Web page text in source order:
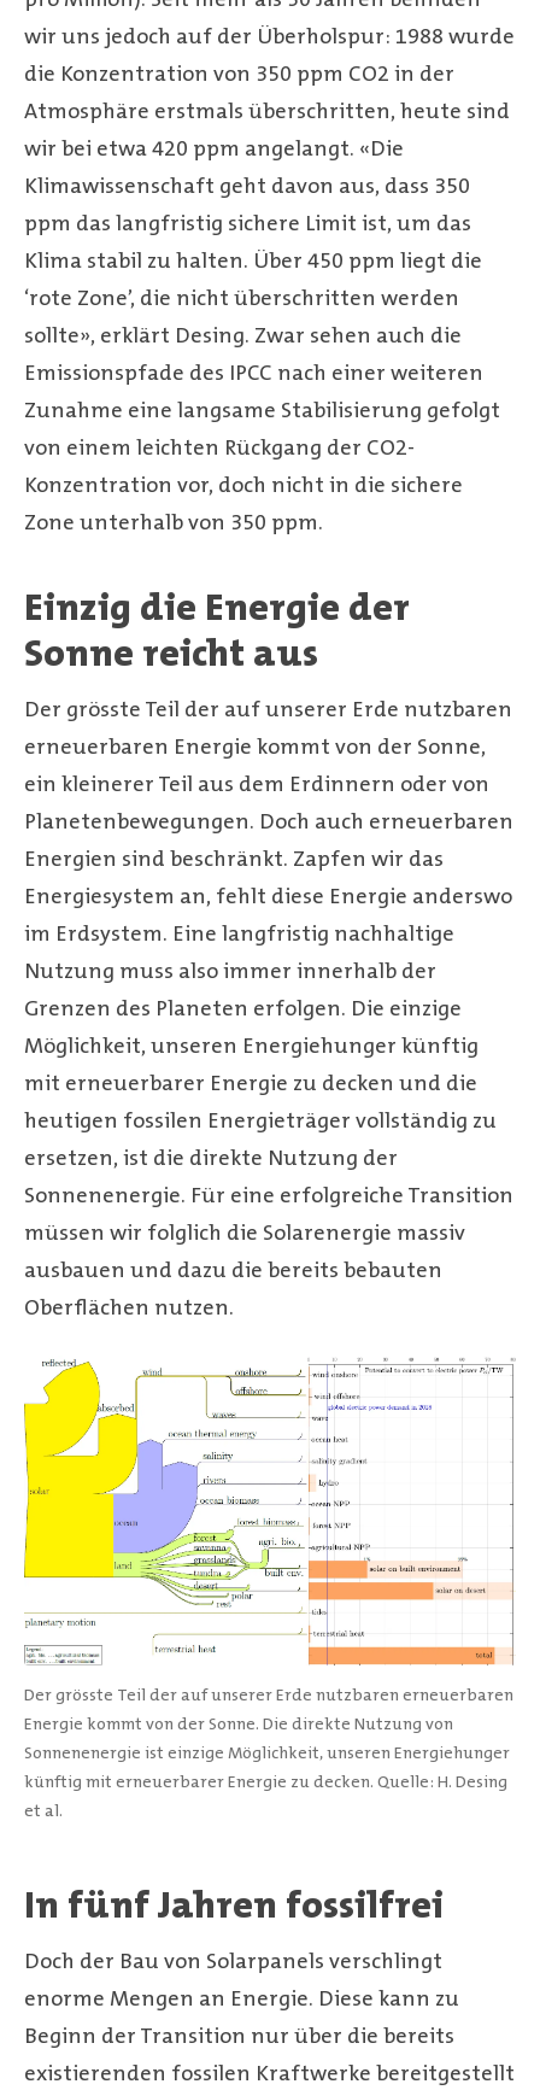
wir uns jedoch auf der Überholspur: 1988 wurde
die Konzentration von 350 ppm CO2 in der
Atmosphäre erstmals überschritten, heute sind
wir bei etwa 420 ppm angelangt. «Die
Klimawissenschaft geht davon aus, dass 350
ppm das langfristig sichere Limit ist, um das
Klima stabil zu halten. Über 450 ppm liegt die
‘rote Zone’, die nicht überschritten werden
sollte», erklärt Desing. Zwar sehen auch die
Emissionspfade des IPCC nach einer weiteren
Zunahme eine langsame Stabilisierung gefolgt
von einem leichten Rückgang der CO2-
Konzentration vor, doch nicht in die sichere
Zone unterhalb von 350 ppm.
Einzig die Energie der
Sonne reicht aus
Der grösste Teil der auf unserer Erde nutzbaren
erneuerbaren Energie kommt von der Sonne,
ein kleinerer Teil aus dem Erdinnern oder von
Planetenbewegungen. Doch auch erneuerbaren
Energien sind beschränkt. Zapfen wir das
Energiesystem an, fehlt diese Energie anderswo
im Erdsystem. Eine langfristig nachhaltige
Nutzung muss also immer innerhalb der
Grenzen des Planeten erfolgen. Die einzige
Möglichkeit, unseren Energiehunger künftig
mit erneuerbarer Energie zu decken und die
heutigen fossilen Energieträger vollständig zu
ersetzen, ist die direkte Nutzung der
Sonnenenergie. Für eine erfolgreiche Transition
müssen wir folglich die Solarenergie massiv
ausbauen und dazu die bereits bebauten
Oberflächen nutzen.
Der grösste Teil der auf unserer Erde nutzbaren erneuerbaren
Energie kommt von der Sonne. Die direkte Nutzung von
Sonnenenergie ist einzige Möglichkeit, unseren Energiehunger
künftig mit erneuerbarer Energie zu decken. Quelle: H. Desing
et al.
In fünf Jahren fossilfrei
Doch der Bau von Solarpanels verschlingt
enorme Mengen an Energie. Diese kann zu
Beginn der Transition nur über die bereits
existierenden fossilen Kraftwerke bereitgestellt